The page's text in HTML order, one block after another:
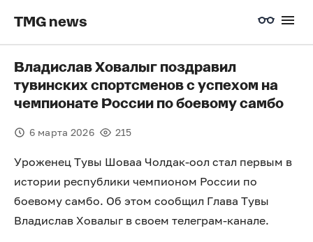
TMG news
Владислав Ховалыг поздравил
тувинских спортсменов с успехом на
чемпионате России по боевому самбо
6 марта 2026 215
Уроженец Тувы Шоваа Чолдак-оол стал первым в
истории республики чемпионом России по
боевому самбо. Об этом сообщил Глава Тувы
Владислав Ховалыг в своем телеграм-канале.